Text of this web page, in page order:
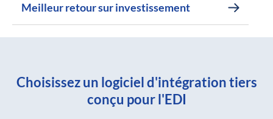
Meilleur retour sur investissement
Choisissez un logiciel d'intégration tiers
conçu pour l'EDI